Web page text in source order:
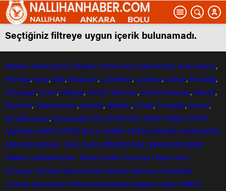
Seçtiğiniz filtreye uygun içerik bulunamadı.
Nallıhan Ankara Bolu Eskişehir haber sitesi Ankarahabersitesi Akyurt,
Altındağ,Ayaş, Balâ, Beypazarı, Çamlıdere, Çankaya, Çubuk, Elmadağ,
Etimesgut, Evren,Gölbaşı,Güdül, Haymana, Kahramankazan, Kalecik,
Keçiören, Kızılcahamam, Mamak, Nallıhan, Polatlı, Pursaklar,Sincan,
Şereflikoçhisar,Yenimahalle NALLIHAN NALLIHAN HABER SİTESİ
ANKARA HABER SİTESİ BOLU HABER SİTESİ ANKARA SONDAKİKA
ANKARA MASASI NALLIHAN GÜNDEM NALLIHANHASHABER
Nallihan nallihanhasber Ankara Haber Karaman Haber sitesi
Karaman Gündem Karamandan Haberler Karaman Sondakika
Larende Karaman24 Ankara Ankarahaber Beyparı Haber Nallıhan